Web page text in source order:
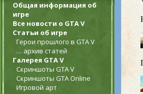
Общая информация об
игре
Все новости о GTA V
Статьи об игре
Герои прошлого в GTA V
… архив статей
Галерея GTA V
Скриншоты GTA V
Скриншоты GTA Online
Игровой арт